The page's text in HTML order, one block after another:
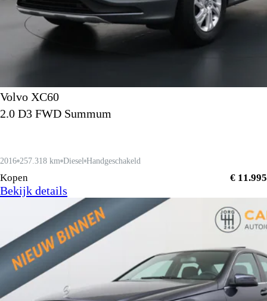
Volvo XC60
2.0 D3 FWD Summum
2016 257.318 km Diesel Handgeschakeld
Kopen € 11.995
Bekijk details